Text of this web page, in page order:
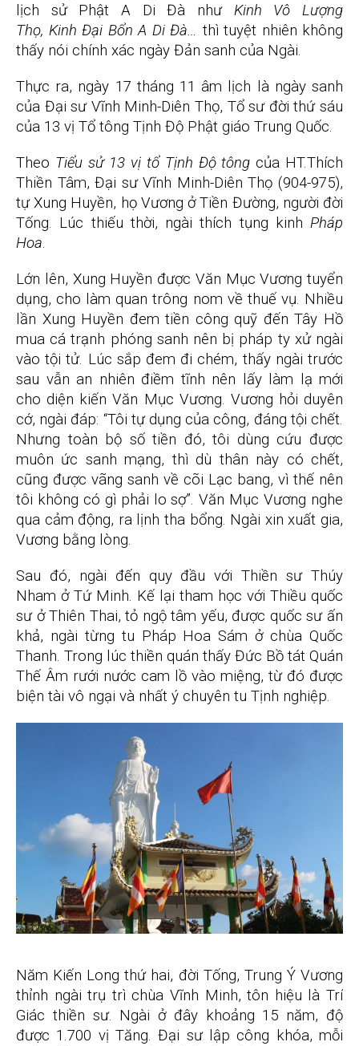
lịch sử Phật A Di Đà như Kinh
Vô Lượng
Thọ, Kinh Đại Bổn A Di Đà… thì tuyệt nhiên không
thấy nói chính xác ngày Đản sanh của Ngài.
Thực ra, ngày 17 tháng 11 âm lịch là ngày sanh
của Đại sư Vĩnh Minh-Diên Thọ, Tổ sư đời thứ sáu
của 13 vị Tổ tông Tịnh Độ Phật giáo Trung Quốc.
Theo Tiểu sử 13 vị tổ Tịnh Độ tông của HT.Thích
Thiền Tâm, Đại sư Vĩnh Minh-Diên Thọ (904-975),
tự Xung Huyền, họ Vương ở Tiền Đường, người đời
Tống. Lúc thiếu thời, ngài thích tụng kinh Pháp
Hoa.
Lớn lên, Xung Huyền được Văn Mục Vương tuyển
dụng, cho làm quan trông nom về thuế vụ. Nhiều
lần Xung Huyền đem tiền công quỹ đến Tây Hồ
mua cá trạnh phóng sanh nên bị pháp ty xử ngài
vào tội tử. Lúc sắp đem đi chém, thấy ngài trước
sau vẫn an nhiên điềm tĩnh nên lấy làm lạ mới
cho diện kiến Văn Mục Vương. Vương hỏi duyên
cớ, ngài đáp: “Tôi tự dụng của công, đáng tội chết.
Nhưng toàn bộ số tiền đó, tôi dùng cứu được
muôn ức sanh mạng, thì dù thân này có chết,
cũng được vãng sanh về cõi Lạc bang, vì thế nên
tôi không có gì phải lo sợ”. Văn Mục Vương nghe
qua cảm động, ra lịnh tha bổng. Ngài xin xuất gia,
Vương bằng lòng.
Sau đó, ngài đến quy đầu với Thiền sư Thúy
Nham ở Tứ Minh. Kế lại tham học với Thiều quốc
sư ở Thiên Thai, tỏ ngộ tâm yếu, được quốc sư ấn
khả, ngài từng tu Pháp Hoa Sám ở chùa Quốc
Thanh. Trong lúc thiền quán thấy Đức Bồ tát Quán
Thế Âm rưới nước cam lồ vào miệng, từ đó được
biện tài vô ngại và nhất ý chuyên tu Tịnh nghiệp.
Năm Kiến Long thứ hai, đời Tống, Trung Ý Vương
thỉnh ngài trụ trì chùa Vĩnh Minh, tôn hiệu là Trí
Giác thiền sư. Ngài ở đây khoảng 15 năm, độ
được 1.700 vị Tăng. Đại sư lập công khóa, mỗi